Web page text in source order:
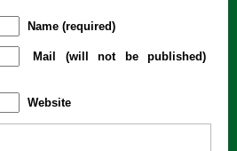
Name (required)
Mail (will not be published)
Website